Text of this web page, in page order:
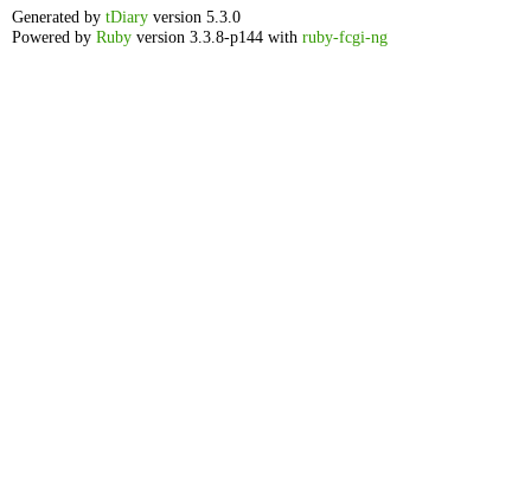
Generated by tDiary version 5.3.0
Powered by Ruby version 3.3.8-p144 with ruby-fcgi-ng